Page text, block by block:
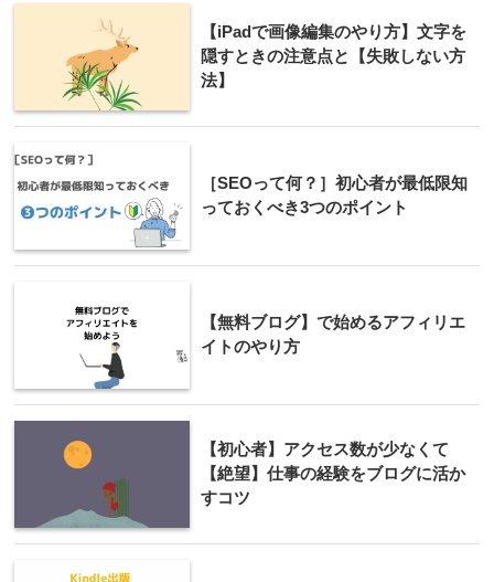
【iPadで画像編集のやり方】文字を
隠すときの注意点と【失敗しない方
法】
［SEOって何？］初心者が最低限知
っておくべき3つのポイント
【無料ブログ】で始めるアフィリエ
イトのやり方
【初心者】アクセス数が少なくて
【絶望】仕事の経験をブログに活か
すコツ